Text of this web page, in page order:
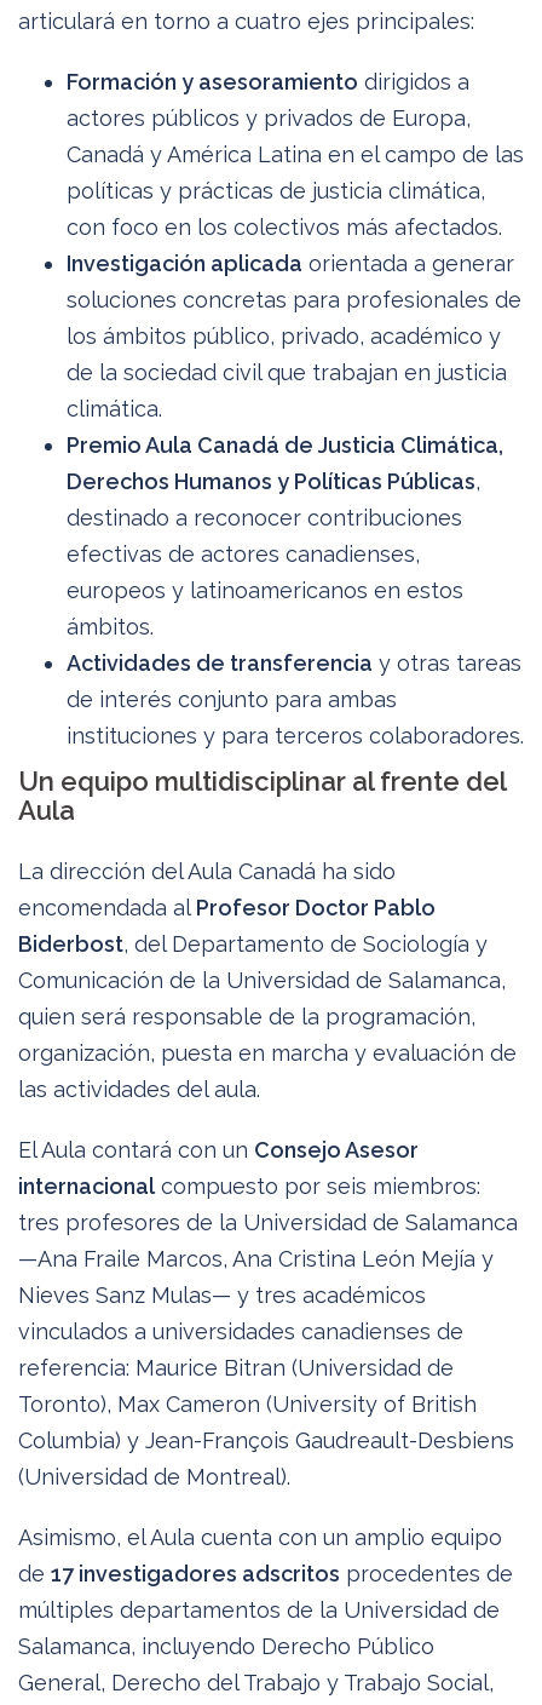
articulará en torno a cuatro ejes principales:
Formación y asesoramiento dirigidos a
actores públicos y privados de Europa,
Canadá y América Latina en el campo de las
políticas y prácticas de justicia climática,
con foco en los colectivos más afectados.
Investigación aplicada orientada a generar
soluciones concretas para profesionales de
los ámbitos público, privado, académico y
de la sociedad civil que trabajan en justicia
climática.
Premio Aula Canadá de Justicia Climática,
Derechos Humanos y Políticas Públicas,
destinado a reconocer contribuciones
efectivas de actores canadienses,
europeos y latinoamericanos en estos
ámbitos.
Actividades de transferencia y otras tareas
de interés conjunto para ambas
instituciones y para terceros colaboradores.
Un equipo multidisciplinar al frente del
Aula
La dirección del Aula Canadá ha sido
encomendada alProfesor Doctor Pablo
Biderbost, del Departamento de Sociología y
Comunicación de la Universidad de Salamanca,
quien será responsable de la programación,
organización, puesta en marcha y evaluación de
las actividades del aula.
El Aula contará con un Consejo Asesor
internacionalcompuesto por seis miembros:
tres profesores de la Universidad de Salamanca
—Ana Fraile Marcos, Ana Cristina León Mejía y
Nieves Sanz Mulas— y tres académicos
vinculados a universidades canadienses de
referencia: Maurice Bitran (Universidad de
Toronto), Max Cameron (University of British
Columbia) y Jean-François Gaudreault-Desbiens
(Universidad de Montreal).
Asimismo, el Aula cuenta con un amplio equipo
de 17 investigadores adscritos procedentes de
múltiples departamentos de la Universidad de
Salamanca, incluyendo Derecho Público
General, Derecho del Trabajo y Trabajo Social,